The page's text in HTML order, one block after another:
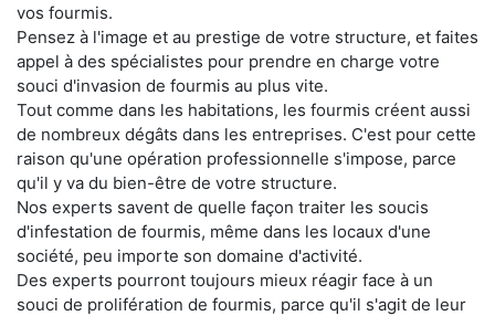
vos fourmis.
Pensez à l'image et au prestige de votre structure, et faites
appel à des spécialistes pour prendre en charge votre
souci d'invasion de fourmis au plus vite.
Tout comme dans les habitations, les fourmis créent aussi
de nombreux dégâts dans les entreprises. C'est pour cette
raison qu'une opération professionnelle s'impose, parce
qu'il y va du bien-être de votre structure.
Nos experts savent de quelle façon traiter les soucis
d'infestation de fourmis, même dans les locaux d'une
société, peu importe son domaine d'activité.
Des experts pourront toujours mieux réagir face à un
souci de prolifération de fourmis, parce qu'il s'agit de leur